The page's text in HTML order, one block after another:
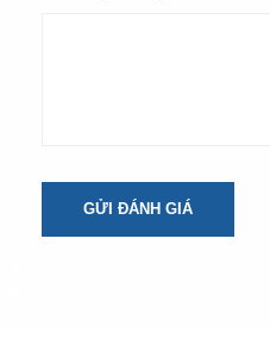
GỬI ĐÁNH GIÁ